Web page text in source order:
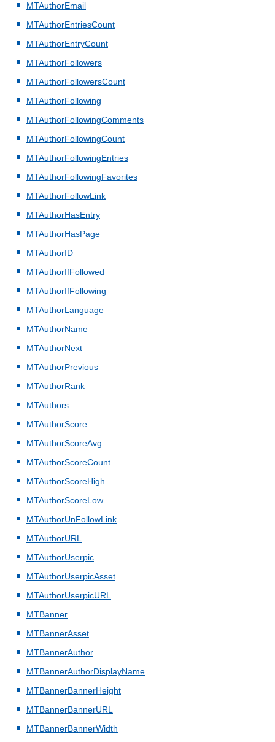
MTAuthorEmail
MTAuthorEntriesCount
MTAuthorEntryCount
MTAuthorFollowers
MTAuthorFollowersCount
MTAuthorFollowing
MTAuthorFollowingComments
MTAuthorFollowingCount
MTAuthorFollowingEntries
MTAuthorFollowingFavorites
MTAuthorFollowLink
MTAuthorHasEntry
MTAuthorHasPage
MTAuthorID
MTAuthorIfFollowed
MTAuthorIfFollowing
MTAuthorLanguage
MTAuthorName
MTAuthorNext
MTAuthorPrevious
MTAuthorRank
MTAuthors
MTAuthorScore
MTAuthorScoreAvg
MTAuthorScoreCount
MTAuthorScoreHigh
MTAuthorScoreLow
MTAuthorUnFollowLink
MTAuthorURL
MTAuthorUserpic
MTAuthorUserpicAsset
MTAuthorUserpicURL
MTBanner
MTBannerAsset
MTBannerAuthor
MTBannerAuthorDisplayName
MTBannerBannerHeight
MTBannerBannerURL
MTBannerBannerWidth